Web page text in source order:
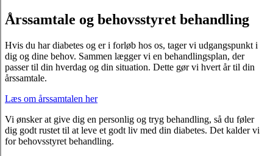
Årssamtale og behovsstyret behandling
Hvis du har diabetes og er i forløb hos os, tager vi udgangspunkt i
dig og dine behov. Sammen lægger vi en behandlingsplan, der
passer til din hverdag og din situation. Dette gør vi hvert år til din
årssamtale.
Læs om årssamtalen her
Vi ønsker at give dig en personlig og tryg behandling, så du føler
dig godt rustet til at leve et godt liv med din diabetes. Det kalder vi
for behovsstyret behandling.